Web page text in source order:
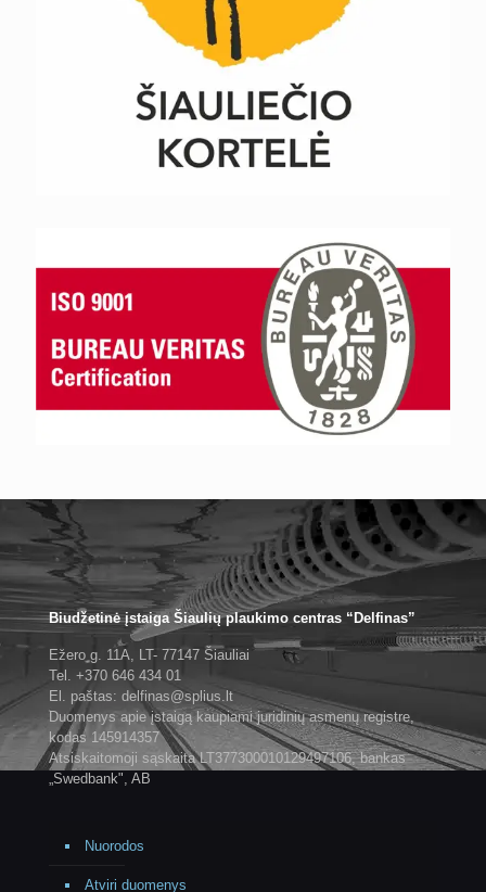
Biudžetinė įstaiga Šiaulių plaukimo centras “Delfinas”
Ežero g. 11A, LT- 77147 Šiauliai
Tel. +370 646 434 01
El. paštas: delfinas@splius.lt
Duomenys apie įstaigą kaupiami juridinių asmenų registre,
kodas 145914357
Atsiskaitomoji sąskaita LT377300010129497106, bankas
„Swedbank", AB
Nuorodos
Atviri duomenys